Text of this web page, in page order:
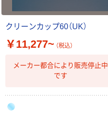
クリーンカップ60（UK）
￥11,277~ （税込）
メーカー都合により販売停止中
です